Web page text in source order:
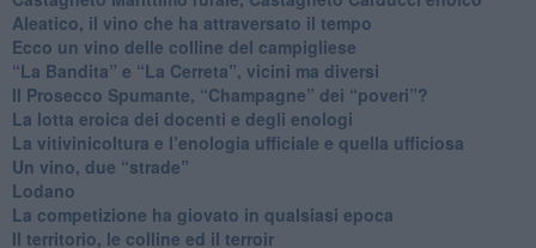
Aleatico, il vino che ha attraversato il tempo
Ecco un vino delle colline del campigliese
“La Bandita” e “La Cerreta”, vicini ma diversi
​Il Prosecco Spumante, “Champagne” dei “poveri”?
​La lotta eroica dei docenti e degli enologi
​La vitivinicoltura e l’enologia ufficiale e quella ufficiosa
​Un vino, due “strade”
Lodano
​La competizione ha giovato in qualsiasi epoca
Il territorio, le colline ed il terroir